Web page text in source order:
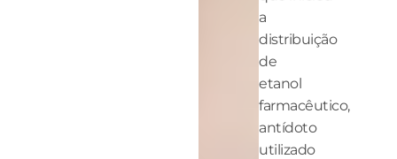
a
distribuição
de
etanol
farmacêutico,
antídoto
utilizado